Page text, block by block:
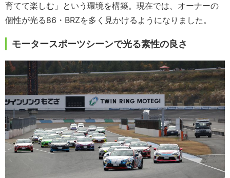
育てて楽しむ」という環境を構築。現在では、オーナーの
個性が光る86・BRZを多く見かけるようになりました。
モータースポーツシーンで光る素性の良さ